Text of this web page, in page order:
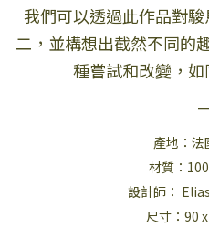
我們可以透過此作品對
二，並構想出截然不同的
種嘗試和改變，如
產地：法
材質：
設計師：
尺寸：90